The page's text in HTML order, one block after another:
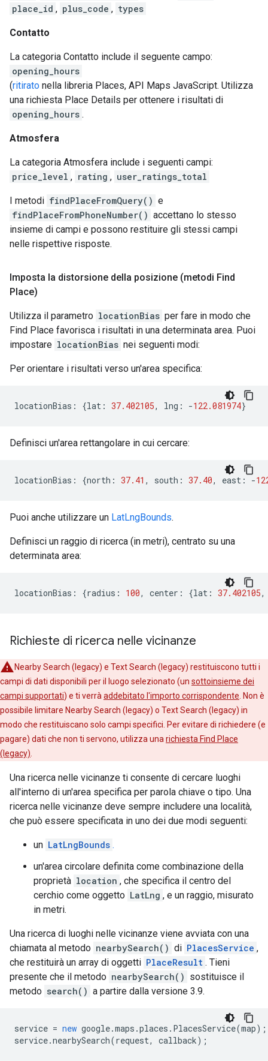
place_id , plus_code , types
Contatto
La categoria Contatto include il seguente campo:
opening_hours
(ritirato nella libreria Places, API Maps JavaScript. Utilizza
una richiesta Place Details per ottenere i risultati di
opening_hours .
Atmosfera
La categoria Atmosfera include i seguenti campi:
price_level , rating , user_ratings_total
I metodi findPlaceFromQuery() e
findPlaceFromPhoneNumber() accettano lo stesso
insieme di campi e possono restituire gli stessi campi
nelle rispettive risposte.
Imposta la distorsione della posizione (metodi Find
Place)
Utilizza il parametro locationBias per fare in modo che
Find Place favorisca i risultati in una determinata area. Puoi
impostare locationBias nei seguenti modi:
Per orientare i risultati verso un'area specifica:
locationBias : {lat : 37.402105, lng : -122.081974}
Definisci un'area rettangolare in cui cercare:
locationBias : {north : 37.41 , south : 37.40, east : -
Puoi anche utilizzare un LatLngBounds.
Definisci un raggio di ricerca (in metri), centrato su una
determinata area:
locationBias : {radius : 100, center : {lat : 37.402105,
Richieste di ricerca nelle vicinanze
Nearby Search (legacy) e Text Search (legacy) restituiscono tutti i
campi di dati disponibili per il luogo selezionato (un sottoinsieme dei
campi supportati) e ti verràaddebitato l'importo corrispondente. Non è
possibile limitare Nearby Search (legacy) o Text Search (legacy) in
modo che restituiscano solo campi specifici. Per evitare di richiedere (e
pagare) dati che non ti servono, utilizza unarichiesta Find Place
(legacy).
Una ricerca nelle vicinanze ti consente di cercare luoghi
all'interno di un'area specifica per parola chiave o tipo. Una
ricerca nelle vicinanze deve sempre includere una località,
che può essere specificata in uno dei due modi seguenti:
un LatLngBounds .
un'area circolare definita come combinazione della
proprietà location , che specifica il centro del
cerchio come oggetto LatLng , e un raggio, misurato
in metri.
Una ricerca di luoghi nelle vicinanze viene avviata con una
chiamata al metodo nearbySearch() di PlacesService ,
che restituirà un array di oggetti PlaceResult . Tieni
presente che il metodo nearbySearch() sostituisce il
metodo search() a partire dalla versione 3.9.
service = new google.maps .places . PlacesService(map);
service.nearbySearch(request, callback);